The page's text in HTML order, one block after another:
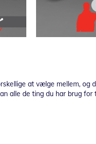
at vælge mellem, og
alle de ting du har brug for